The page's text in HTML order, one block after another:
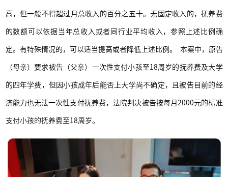
高，但一般不得超过月总收入的百分之五十。无固定收入的，抚养费
的数额可以依据当年总收入或者同行业平均收入，参照上述比例确
定。有特殊情况的，可以适当提高或者降低上述比例。 本案中，原告
（母亲）要求被告（父亲）一次性支付小孩至18周岁的抚养费及大学
的四年学费，但因小孩成年后能否上大学尚不确定，且被告目前的经
济能力也无法一次性支付抚养费，法院判决被告按每月2000元的标准
支付小孩的抚养费至18周岁。